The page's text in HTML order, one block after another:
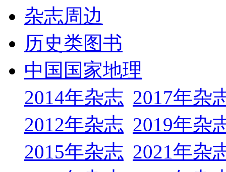
杂志周边
历史类图书
中国国家地理
2014年杂志 2017年杂
2012年杂志 2019年杂
2015年杂志 2021年杂